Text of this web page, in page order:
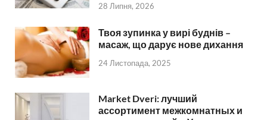
28 Липня, 2026
Твоя зупинка у вирі буднів –
масаж, що дарує нове дихання
24 Листопада, 2025
Market Dveri: лучший
ассортимент межкомнатных и